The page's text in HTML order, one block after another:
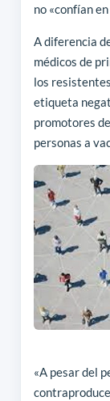
no «confían
A diferencia
médicos de
los
etiqueta
promotores
personas a
«A pesar del